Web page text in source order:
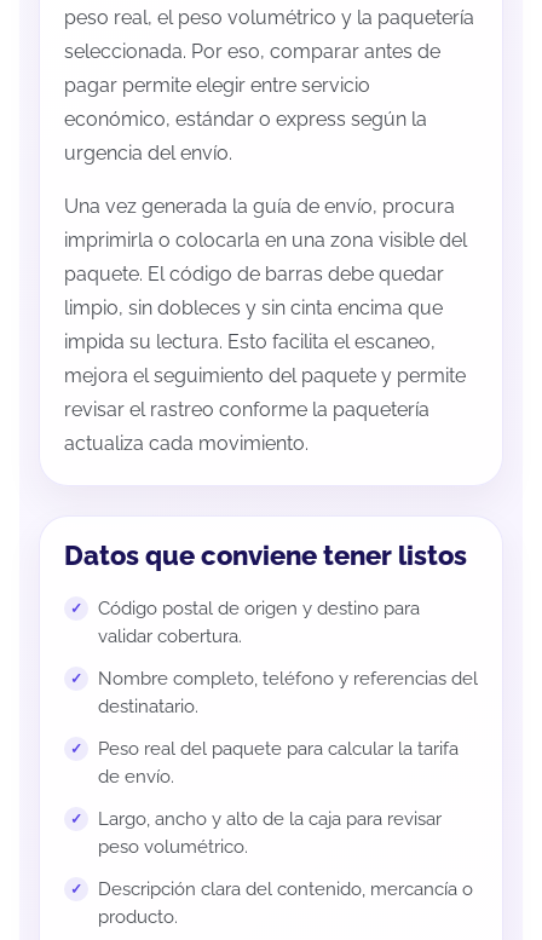
peso real, el peso volumétrico y la paquetería
seleccionada. Por eso, comparar antes de
pagar permite elegir entre servicio
económico, estándar o express según la
urgencia del envío.
Una vez generada la guía de envío, procura
imprimirla o colocarla en una zona visible del
paquete. El código de barras debe quedar
limpio, sin dobleces y sin cinta encima que
impida su lectura. Esto facilita el escaneo,
mejora el seguimiento del paquete y permite
revisar el rastreo conforme la paquetería
actualiza cada movimiento.
Datos que conviene tener listos
Código postal de origen y destino para
validar cobertura.
Nombre completo, teléfono y referencias del
destinatario.
Peso real del paquete para calcular la tarifa
de envío.
Largo, ancho y alto de la caja para revisar
peso volumétrico.
Descripción clara del contenido, mercancía o
producto.